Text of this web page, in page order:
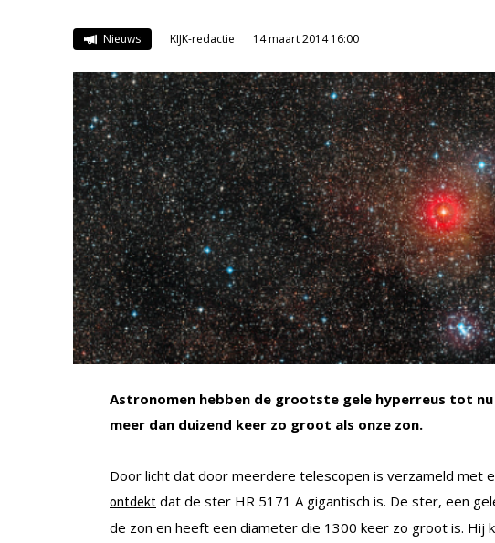
Nieuws KIJK-redactie 14 maart 2014 16:00
Astronomen hebben de grootste gele hyperreus tot
meer dan duizend keer zo groot als onze zon.
Door licht dat door meerdere telescopen is verzameld met
ontdekt dat de ster HR 5171 A gigantisch is. De ster, een
de zon en heeft een diameter die 1300 keer zo groot is. Hij